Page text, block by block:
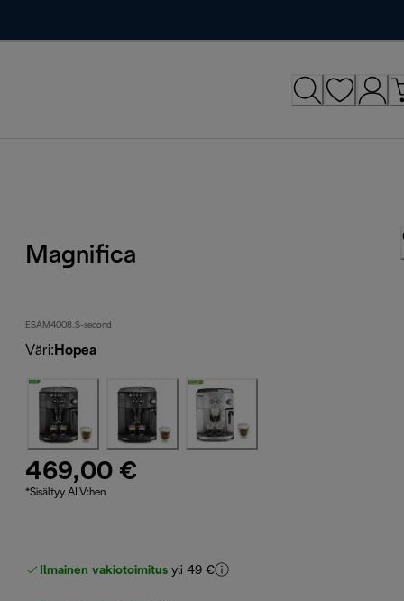
Magnifica
ESAM4008.S-second
Väri: Hopea
469,00 €
*Sisältyy ALV:hen
Ilmainen vakiotoimitus yli 49 €